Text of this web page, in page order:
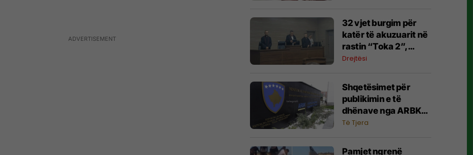
të akuzuarit në
mungesë
32 vjet burgim për
katër të akuzuarit në
rastin “Toka 2”,
konfiskohen 45
Drejtësi
Shqetësimet për
publikimin e të
dhënave nga ARBK-
ja, deklarohet MINTI
Të Tjera
Pamjet ngrenë